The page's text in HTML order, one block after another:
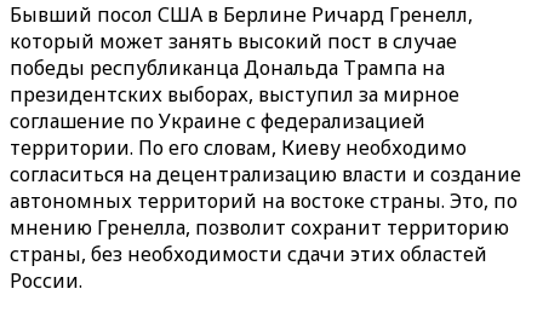
Бывший посол США в Берлине Ричард Гренелл,
который может занять высокий пост в случае
победы республиканца Дональда Трампа на
президентских выборах, выступил за мирное
соглашение по Украине с федерализацией
территории. По его словам, Киеву необходимо
согласиться на децентрализацию власти и создание
автономных территорий на востоке страны. Это, по
мнению Гренелла, позволит сохранит территорию
страны, без необходимости сдачи этих областей
России.